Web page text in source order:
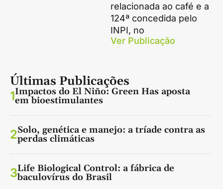
relacionada ao café e a
124ª concedida pelo
INPI, no
Ver Publicação
Últimas Publicações
1Impactos do El Niño: Green Has aposta
em bioestimulantes
2Solo, genética e manejo: a tríade contra as
perdas climáticas
3Life Biological Control: a fábrica de
baculovírus do Brasil